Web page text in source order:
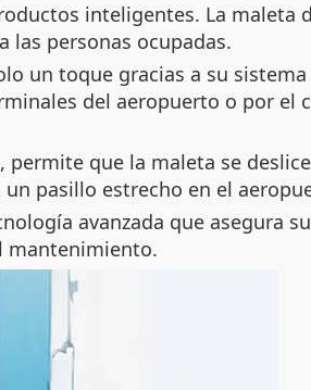
inteligentes. La maleta
las personas ocupadas.
un toque gracias a su sistema
del aeropuerto o por el
, permite que la maleta se
pasillo estrecho en el
avanzada que asegura
mantenimiento.